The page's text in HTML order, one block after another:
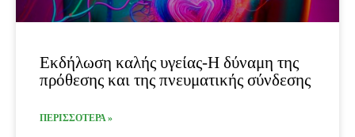
Εκδήλωση καλής υγείας-Η δύναμη της
πρόθεσης και της πνευματικής σύνδεσης
ΠΕΡΙΣΣΟΤΕΡΑ »